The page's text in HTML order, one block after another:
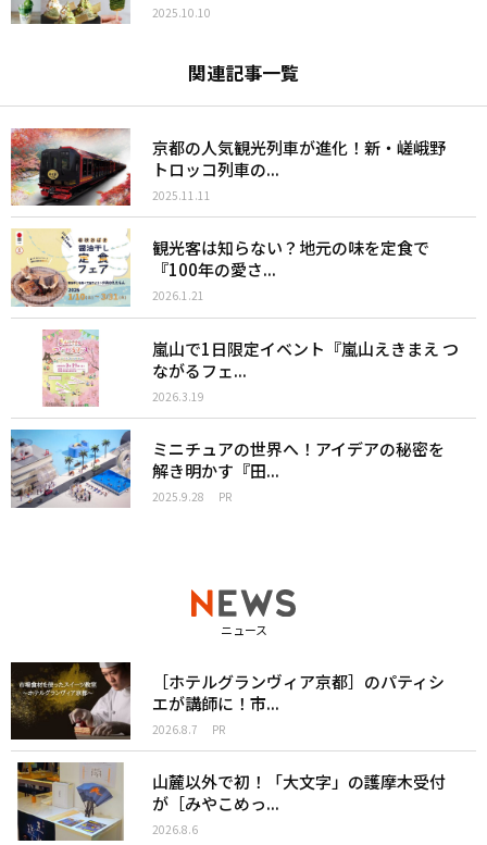
2025.10.10
関連記事一覧
京都の人気観光列車が進化！新・嵯峨野
トロッコ列車の...
2025.11.11
観光客は知らない？地元の味を定食で
『100年の愛さ...
2026.1.21
嵐山で1日限定イベント『嵐山えきまえ つ
ながるフェ...
2026.3.19
ミニチュアの世界へ！アイデアの秘密を
解き明かす『田...
2025.9.28 PR
ニュース
［ホテルグランヴィア京都］のパティシ
エが講師に！市...
2026.8.7 PR
山麓以外で初！「大文字」の護摩木受付
が［みやこめっ...
2026.8.6